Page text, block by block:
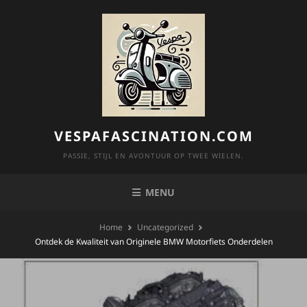
VESPAFASCINATION.COM
PASSIE, STIJL EN AVONTUUR OP TWEE WIELEN.
MENU
Home
Uncategorized
Ontdek de Kwaliteit van Originele BMW Motorfiets Onderdelen